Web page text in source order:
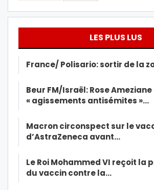
LES PLUS LUS
France/ Polisario: sortir de la
Beur FM/Israël: Rose
« agissements antisémites »…
Macron circonspect sur le
d’AstraZeneca avant…
Le Roi Mohammed VI reçoit la
du vaccin contre la…